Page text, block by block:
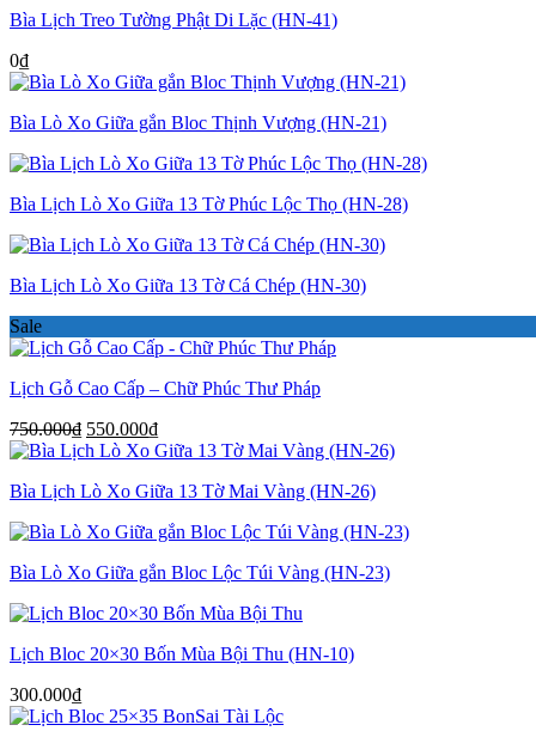
Bìa Lịch Treo Tường Phật Di Lặc (HN-41)
0₫
Bìa Lò Xo Giữa gắn Bloc Thịnh Vượng (HN-21)
Bìa Lịch Lò Xo Giữa 13 Tờ Phúc Lộc Thọ (HN-28)
Bìa Lịch Lò Xo Giữa 13 Tờ Cá Chép (HN-30)
Sale
Lịch Gỗ Cao Cấp – Chữ Phúc Thư Pháp
750.000₫ Giá
gốc
750.000₫.
550.000₫Giá
hiện
là:
Bìa Lịch Lò Xo Giữa 13 Tờ Mai Vàng (HN-26)
Bìa Lò Xo Giữa gắn Bloc Lộc Túi Vàng (HN-23)
Lịch Bloc 20×30 Bốn Mùa Bội Thu (HN-10)
300.000₫